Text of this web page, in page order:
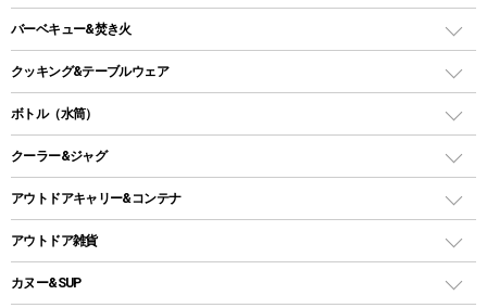
タープ
スクエアタープ（レクタタープ）
メッシュタープ
自立式タープ
パラソル
テントアクセサリー
ペグ
ガスランタン
オイルランタン
LEDライト
ヘッドライト
キャンドル
ガスバーナー
ガス缶
ガストーチ、ライター
バーベキュー&焚き火
バーベキューコンロ、グリル
焚き火台タイプ（ロースタイル）グリル
卓上タイプグリル
パーティータイプグリル
鉄板、アミ
クッキング&テーブルウェア
ダッチオーブン
ホットサンドメーカー
クッカーセット
シェラカップ
ボトル（水筒）
ステンレスボトル
コップ付きタイプ
ワンタッチタイプ
プラスチックボトル
クーラー&ジャグ
クーラーボックス
クーラーバッグ
ウォータージャグ
アウトドアキャリー&コンテナ
アウトドアキャリー
アウトドア雑貨
バックパック&バッグ
カヌー&SUP